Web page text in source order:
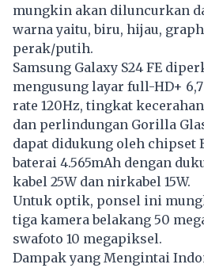
mungkin akan diluncurkan
warna yaitu, biru, hijau,
perak/putih.
Samsung Galaxy S24 FE
mengusung layar full-HD+
rate 120Hz, tingkat
dan perlindungan Gorilla
dapat didukung oleh chipset
baterai 4.565mAh dengan
kabel 25W dan nirkabel 15W.
Untuk optik, ponsel ini
tiga kamera belakang 50
swafoto 10 megapiksel.
Dampak yang Mengintai